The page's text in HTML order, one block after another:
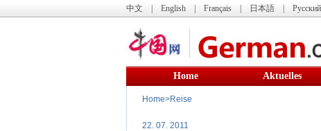
中文 English Français 日本語
Home Aktuelles
Home>Reise
22. 07. 2011